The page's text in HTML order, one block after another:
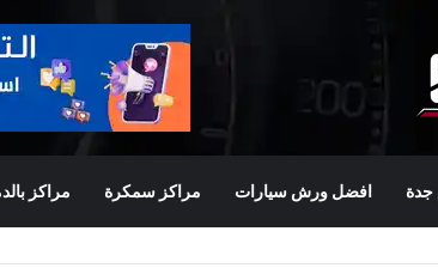
افضل ورش سيارات مراكز سمكرة مراكز